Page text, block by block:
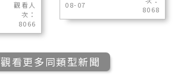
觀看人
次：
8066
08-07
8068
觀看更多同類型新聞